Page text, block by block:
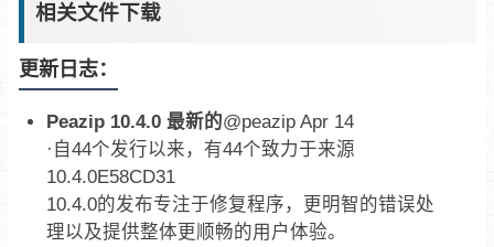
相关文件下载
更新日志：
Peazip 10.4.0 最新的@peazip Apr 14
·自44个发行以来，有44个致力于来源
10.4.0E58CD31
10.4.0的发布专注于修复程序，更明智的错误处
理以及提供整体更顺畅的用户体验。